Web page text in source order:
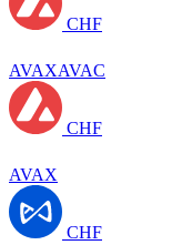
CHF
AVAXAVAC
CHF
AVAX
CHF